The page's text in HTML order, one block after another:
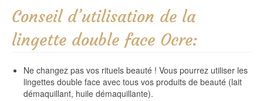
Conseil d’utilisation de la
lingette double face Ocre:
Ne changez pas vos rituels beauté ! Vous pourrez utiliser les
lingettes double face avec tous vos produits de beauté (lait
démaquillant, huile démaquillante).